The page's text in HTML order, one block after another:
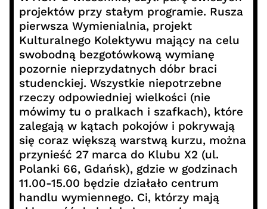
projektów przy stałym programie. Rusza
pierwsza Wymienialnia, projekt
Kulturalnego Kolektywu mający na celu
swobodną bezgotówkową wymianę
pozornie nieprzydatnych dóbr braci
studenckiej. Wszystkie niepotrzebne
rzeczy odpowiedniej wielkości (nie
mówimy tu o pralkach i szafkach), które
zalegają w kątach pokojów i pokrywają
się coraz większą warstwą kurzu, można
przynieść 27 marca do Klubu X2 (ul.
Polanki 66, Gdańsk), gdzie w godzinach
11.00-15.00 będzie działało centrum
handlu wymiennego. Ci, którzy mają